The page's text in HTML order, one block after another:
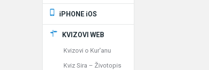
iPHONE iOS
KVIZOVI WEB
Kvizovi o Kur'anu
Kviz Sira – Životopis